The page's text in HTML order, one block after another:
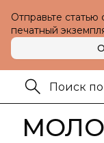
Отправьте
печатный